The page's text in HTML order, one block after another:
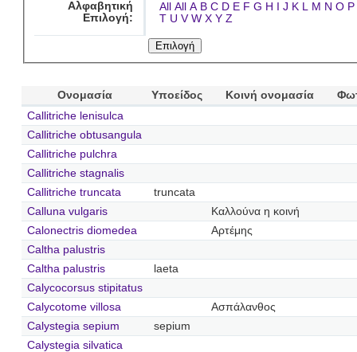
Αλφαβητική
Επιλογή:
All All A B C D E F G H I J K L M N O P
T U V W X Y Z
Ονομασία Υποείδος Κοινή ονομασία
Callitriche lenisulca
Callitriche obtusangula
Callitriche pulchra
Callitriche stagnalis
Callitriche truncata
truncata
Calluna vulgaris
Καλλούνα η κοινή
Calonectris diomedea
Αρτέμης
Caltha palustris
Caltha palustris
laeta
Calycocorsus stipitatus
Calycotome villosa
Ασπάλανθος
Calystegia sepium
sepium
Calystegia silvatica